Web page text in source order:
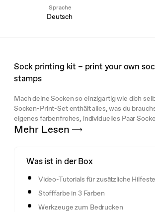
Sprache
Deutsch
Sock printing kit – print your own
stamps
Mach deine Socken so einzigartig wie dich
Socken-Print-Set enthält alles, was du
eigenes farbenfrohes, individuelles Paar
Mehr Lesen
Was ist in der Box
Video-Tutorials für zusätzliche
Stofffarbe in 3 Farben
Werkzeuge zum Bedrucken